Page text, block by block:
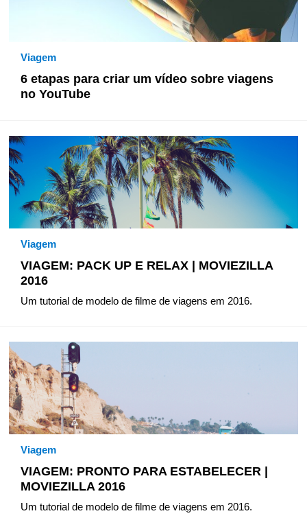
Viagem
6 etapas para criar um vídeo sobre viagens
no YouTube
Viagem
VIAGEM: PACK UP E RELAX | MOVIEZILLA
2016
Um tutorial de modelo de filme de viagens em 2016.
Viagem
VIAGEM: PRONTO PARA ESTABELECER |
MOVIEZILLA 2016
Um tutorial de modelo de filme de viagens em 2016.